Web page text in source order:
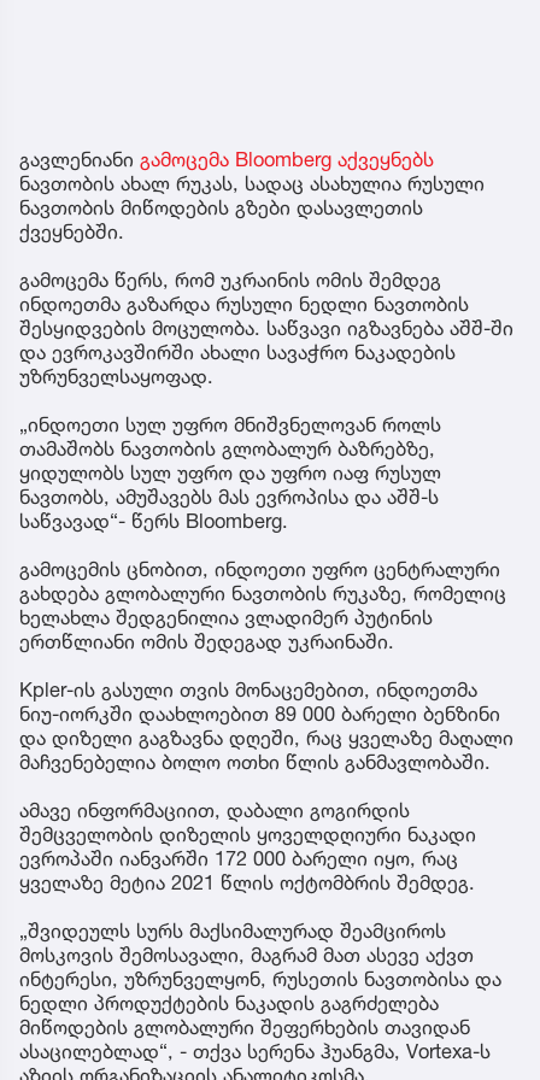
გავლენიანი გამოცემა Bloomberg აქვეყნებს
ნავთობის ახალ რუკას, სადაც ასახულია რუსული
ნავთობის მიწოდების გზები დასავლეთის
ქვეყნებში.
გამოცემა წერს, რომ უკრაინის ომის შემდეგ
ინდოეთმა გაზარდა რუსული ნედლი ნავთობის
შესყიდვების მოცულობა. საწვავი იგზავნება აშშ-ში
და ევროკავშირში ახალი სავაჭრო ნაკადების
უზრუნველსაყოფად.
„ინდოეთი სულ უფრო მნიშვნელოვან როლს
თამაშობს ნავთობის გლობალურ ბაზრებზე,
ყიდულობს სულ უფრო და უფრო იაფ რუსულ
ნავთობს, ამუშავებს მას ევროპისა და აშშ-ს
საწვავად“- წერს Bloomberg.
გამოცემის ცნობით, ინდოეთი უფრო ცენტრალური
გახდება გლობალური ნავთობის რუკაზე, რომელიც
ხელახლა შედგენილია ვლადიმერ პუტინის
ერთწლიანი ომის შედეგად უკრაინაში.
Kpler-ის გასული თვის მონაცემებით, ინდოეთმა
ნიუ-იორკში დაახლოებით 89 000 ბარელი ბენზინი
და დიზელი გაგზავნა დღეში, რაც ყველაზე მაღალი
მაჩვენებელია ბოლო ოთხი წლის განმავლობაში.
ამავე ინფორმაციით, დაბალი გოგირდის
შემცველობის დიზელის ყოველდღიური ნაკადი
ევროპაში იანვარში 172 000 ბარელი იყო, რაც
ყველაზე მეტია 2021 წლის ოქტომბრის შემდეგ.
„შვიდეულს სურს მაქსიმალურად შეამციროს
მოსკოვის შემოსავალი, მაგრამ მათ ასევე აქვთ
ინტერესი, უზრუნველყონ, რუსეთის ნავთობისა და
ნედლი პროდუქტების ნაკადის გაგრძელება
მიწოდების გლობალური შეფერხების თავიდან
ასაცილებლად“, - თქვა სერენა ჰუანგმა, Vortexa-ს